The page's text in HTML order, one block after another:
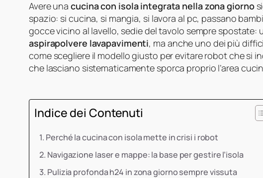
Avere una cucina con isola integrata nella zona giorno
spazio: si cucina, si mangia, si lavora al pc, passano
gocce vicino al lavello, sedie del tavolo sempre
aspirapolvere lavapavimenti, ma anche uno dei più
come scegliere il modello giusto per evitare robot che si
che lasciano sistematicamente sporca proprio l’area
Indice dei Contenuti
Perché la cucina con isola mette in crisi i robot
Navigazione laser e mappe: la base per gestire l’isola
Pulizia profonda h24 in zona giorno sempre vissuta